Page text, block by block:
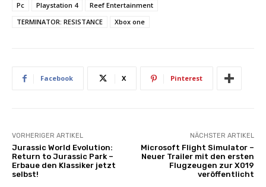
Pc
Playstation 4
Reef Entertainment
TERMINATOR: RESISTANCE
Xbox one
Facebook X Pinterest
VORHERIGER ARTIKEL
Jurassic World Evolution:
Return to Jurassic Park –
Erbaue den Klassiker jetzt
selbst!
NÄCHSTER ARTIKEL
Microsoft Flight Simulator –
Neuer Trailer mit den ersten
Flugzeugen zur X019
veröffentlicht